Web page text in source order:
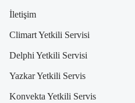
İletişim
Climart Yetkili Servisi
Delphi Yetkili Servisi
Yazkar Yetkili Servis
Konvekta Yetkili Servis